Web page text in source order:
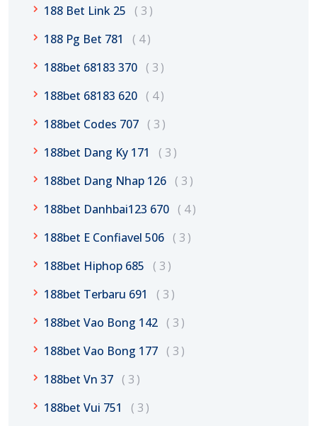
188 Bet Link 25
3
188 Pg Bet 781
4
188bet 68183 370
3
188bet 68183 620
4
188bet Codes 707
3
188bet Dang Ky 171
3
188bet Dang Nhap 126
3
188bet Danhbai123 670
4
188bet E Confiavel 506
3
188bet Hiphop 685
3
188bet Terbaru 691
3
188bet Vao Bong 142
3
188bet Vao Bong 177
3
188bet Vn 37
3
188bet Vui 751
3